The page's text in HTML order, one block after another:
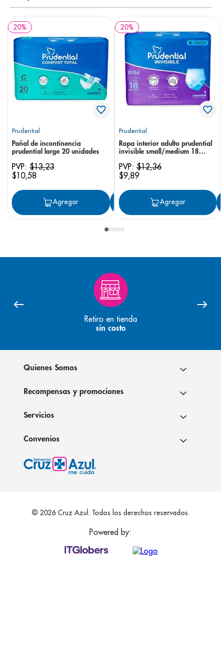
20%
Prudential
Pañal de incontinencia
prudential large 20 unidades
PVP: $13,23
$10,58
Agregar Agregar
20%
Prudential
Ropa interior adulto prudential
invisible small/medium 18
PVP:$12,36
$9,89
Agregar
Retiro en tienda
sin costo
Quienes Somos
Recompensas y promociones
Servicios
Convenios
© 2026 Cruz Azul. Todos los derechos reservados.
Powered by: